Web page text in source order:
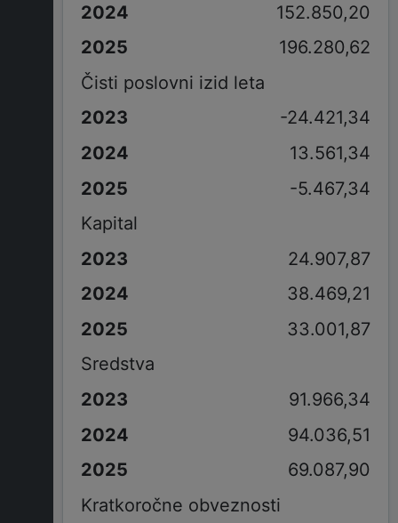
152.850,20
196.280,62
Čisti poslovni izid leta
-24.421,34
13.561,34
-5.467,34
Kapital
24.907,87
38.469,21
33.001,87
Sredstva
91.966,34
94.036,51
69.087,90
Kratkoročne obveznosti